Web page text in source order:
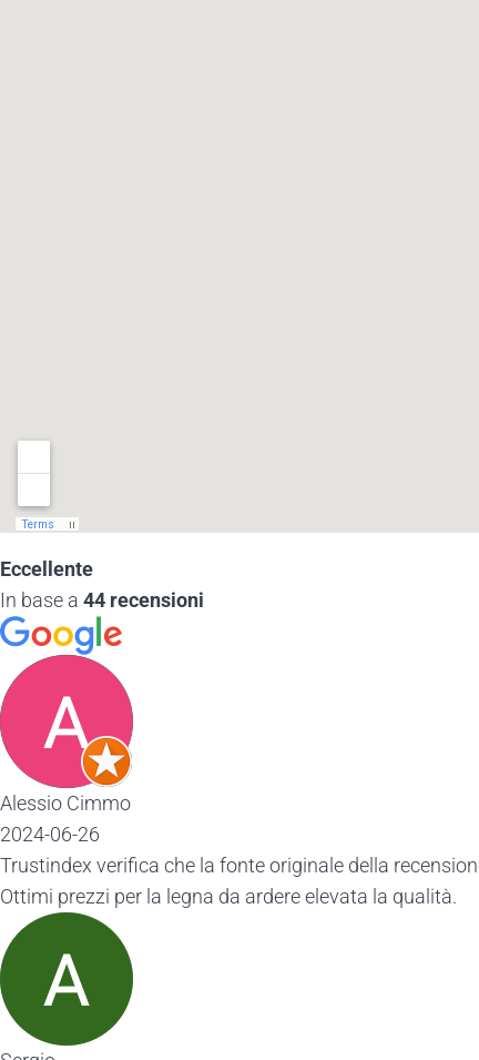
Eccellente
In base a 44 recensioni
Alessio Cimmo
2024-06-26
Trustindex verifica che la fonte originale della
Ottimi prezzi per la legna da ardere elevata la qualità.